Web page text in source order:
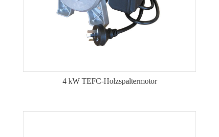
4 kW TEFC-Holzspaltermotor